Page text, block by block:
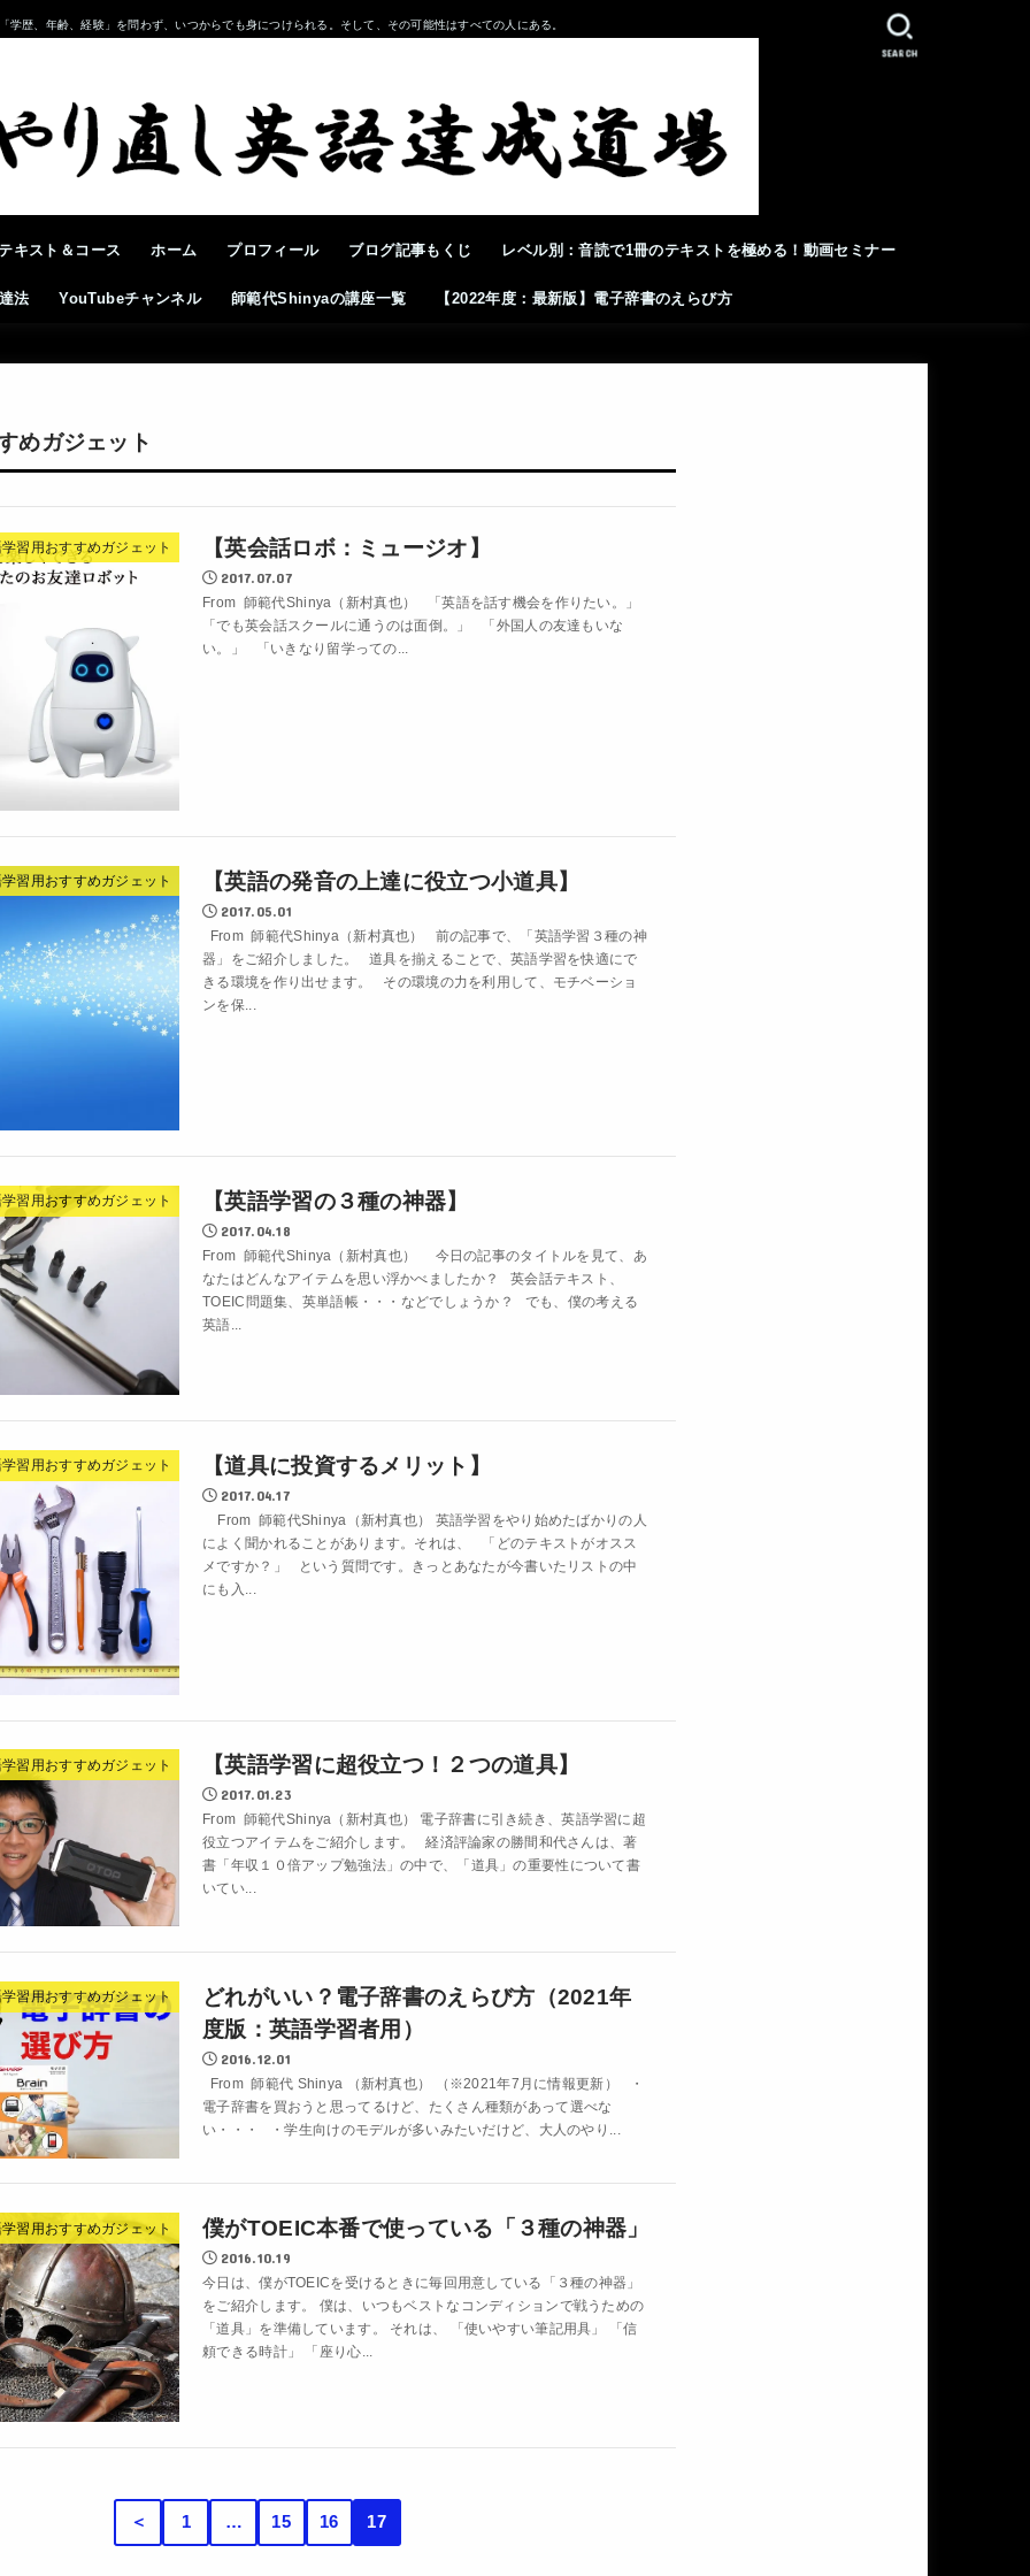
学歴、年齢、経験」を問わず、いつからでも身につけられる。そして、その可能性はすべての人にある。
キスト＆コース ホーム プロフィール ブログ記事もくじ レベル別：音読で1冊のテキストを極める！動画セミナー
法 YouTubeチャンネル 師範代Shinyaの講座一覧 【2022年度：最新版】電子辞書のえらび方
SEARCH
めガジェット
習用おすすめガジェット 【英会話ロボ：ミュージオ】
2017.07.07
From 師範代Shinya（新村真也） 「英語を話す機会を作りたい。」
「でも英会話スクールに通うのは面倒。」 「外国人の友達もいな
い。」 「いきなり留学っての...
習用おすすめガジェット 【英語の発音の上達に役立つ小道具】
2017.05.01
From 師範代Shinya（新村真也） 前の記事で、「英語学習３種の神
器」をご紹介しました。 道具を揃えることで、英語学習を快適にで
きる環境を作り出せます。 その環境の力を利用して、モチベーショ
ンを保...
習用おすすめガジェット 【英語学習の３種の神器】
2017.04.18
From 師範代Shinya（新村真也） 今日の記事のタイトルを見て、あ
なたはどんなアイテムを思い浮かべましたか？ 英会話テキスト、
TOEIC問題集、英単語帳・・・などでしょうか？ でも、僕の考える
英語...
習用おすすめガジェット 【道具に投資するメリット】
2017.04.17
From 師範代Shinya（新村真也） 英語学習をやり始めたばかりの人
によく聞かれることがあります。それは、 「どのテキストがオスス
メですか？」 という質問です。きっとあなたが今書いたリストの中
にも入...
習用おすすめガジェット 【英語学習に超役立つ！２つの道具】
2017.01.23
From 師範代Shinya（新村真也） 電子辞書に引き続き、英語学習に超
役立つアイテムをご紹介します。 経済評論家の勝間和代さんは、著
書「年収１０倍アップ勉強法」の中で、「道具」の重要性について書
いてい...
習用おすすめガジェット
どれがいい？電子辞書のえらび方（2021年
度版：英語学習者用）
2016.12.01
From 師範代 Shinya （新村真也） （※2021年7月に情報更新） ・
電子辞書を買おうと思ってるけど、たくさん種類があって選べな
い・・・ ・学生向けのモデルが多いみたいだけど、大人のやり...
習用おすすめガジェット 僕がTOEIC本番で使っている「３種の神器」
2016.10.19
今日は、僕がTOEICを受けるときに毎回用意している「３種の神器」
をご紹介します。 僕は、いつもベストなコンディションで戦うための
「道具」を準備しています。 それは、 「使いやすい筆記用具」 「信
頼できる時計」 「座り心...
＜ 1 … 15 16 17